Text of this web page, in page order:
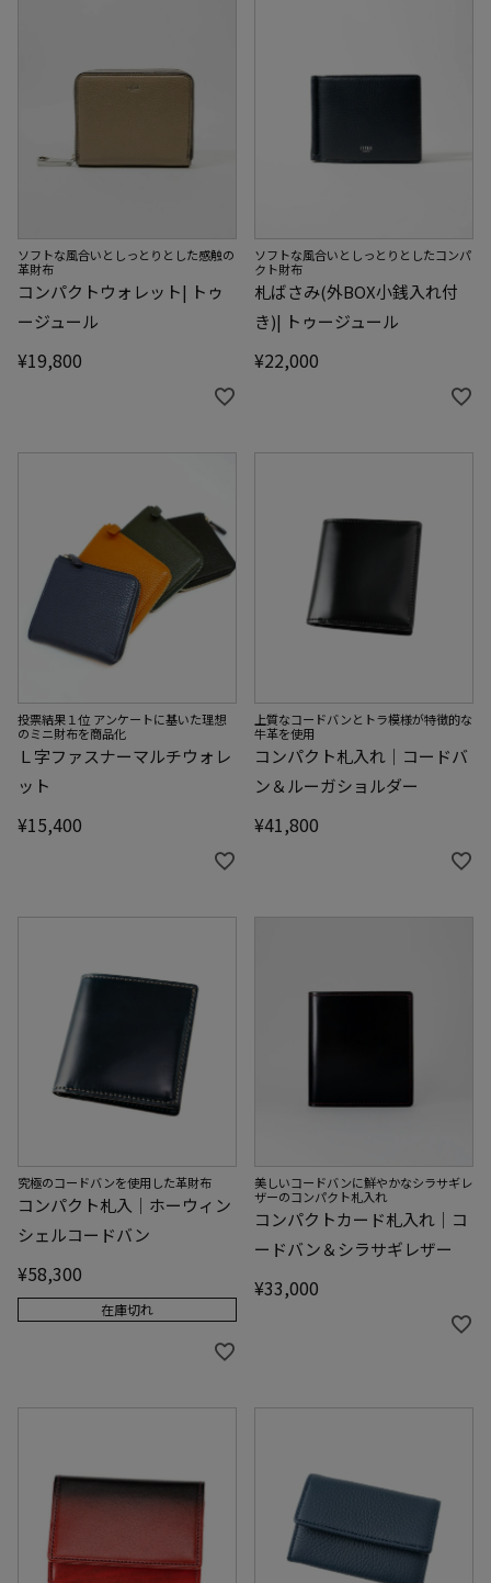
ソフトな風合いとしっとりとした感触の
革財布
コンパクトウォレット| トゥ
ージュール
¥19,800
ソフトな風合いとしっとりとしたコンパ
クト財布
札ばさみ(外BOX小銭入れ付
き)| トゥージュール
¥22,000
投票結果１位 アンケートに基いた理想
のミニ財布を商品化
Ｌ字ファスナーマルチウォレ
ット
¥15,400
上質なコードバンとトラ模様が特徴的な
牛革を使用
コンパクト札入れ｜コードバ
ン＆ルーガショルダー
¥41,800
究極のコードバンを使用した革財布
コンパクト札入｜ホーウィン
シェルコードバン
¥58,300
在庫切れ
美しいコードバンに鮮やかなシラサギレ
ザーのコンパクト札入れ
コンパクトカード札入れ｜コ
ードバン＆シラサギレザー
¥33,000